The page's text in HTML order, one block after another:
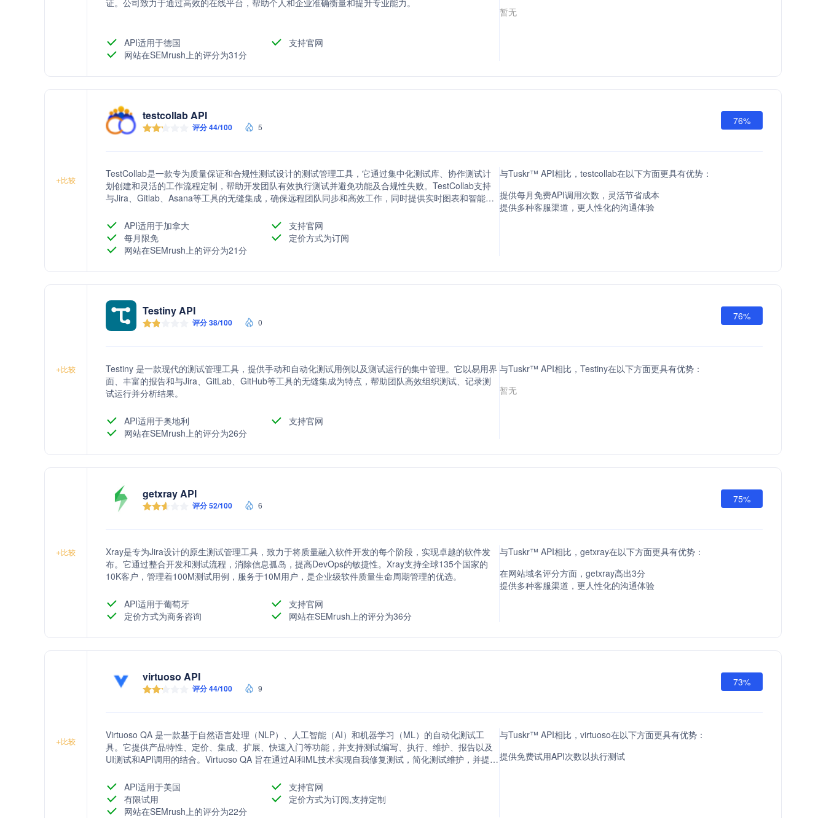
证。公司致力于通过高效的在线平台，帮助个人和企业准确衡量和提升专业能力。
API适用于德国
支持官网
网站在SEMrush上的评分为31分
暂无
+比较
testcollab API
评分 44/100 5
76%
TestCollab是一款专为质量保证和合规性测试设计的测试管理工具，它通过集中化测试库、协作测试计
划创建和灵活的工作流程定制，帮助开发团队有效执行测试并避免功能及合规性失败。TestCollab支持
与Jira、Gitlab、Asana等工具的无缝集成，确保远程团队同步和高效工作，同时提供实时图表和智能预
API适用于加拿大
支持官网
每月限免
定价方式为订阅
网站在SEMrush上的评分为21分
与Tuskr™ API相比，testcollab在以下方面更具有优势：
提供每月免费API调用次数，灵活节省成本
提供多种客服渠道，更人性化的沟通体验
+比较
Testiny API
评分 38/100 0
76%
Testiny 是一款现代的测试管理工具，提供手动和自动化测试用例以及测试运行的集中管理。它以易用界
面、丰富的报告和与Jira、GitLab、GitHub等工具的无缝集成为特点，帮助团队高效组织测试、记录测
试运行并分析结果。
API适用于奥地利
支持官网
网站在SEMrush上的评分为26分
与Tuskr™ API相比，Testiny在以下方面更具有优势：
暂无
+比较
getxray API
评分 52/100 6
75%
Xray是专为Jira设计的原生测试管理工具，致力于将质量融入软件开发的每个阶段，实现卓越的软件发
布。它通过整合开发和测试流程，消除信息孤岛，提高DevOps的敏捷性。Xray支持全球135个国家的
10K客户，管理着100M测试用例，服务于10M用户，是企业级软件质量生命周期管理的优选。
API适用于葡萄牙
支持官网
定价方式为商务咨询
网站在SEMrush上的评分为36分
与Tuskr™ API相比，getxray在以下方面更具有优势：
在网站域名评分方面，getxray高出3分
提供多种客服渠道，更人性化的沟通体验
+比较
virtuoso API
评分 44/100 9
73%
Virtuoso QA 是一款基于自然语言处理（NLP）、人工智能（AI）和机器学习（ML）的自动化测试工
具。它提供产品特性、定价、集成、扩展、快速入门等功能，并支持测试编写、执行、维护、报告以及
UI测试和API调用的结合。Virtuoso QA 旨在通过AI和ML技术实现自我修复测试，简化测试维护，并提供
API适用于美国
支持官网
有限试用
定价方式为订阅,支持定制
网站在SEMrush上的评分为22分
与Tuskr™ API相比，virtuoso在以下方面更具有优势：
提供免费试用API次数以执行测试